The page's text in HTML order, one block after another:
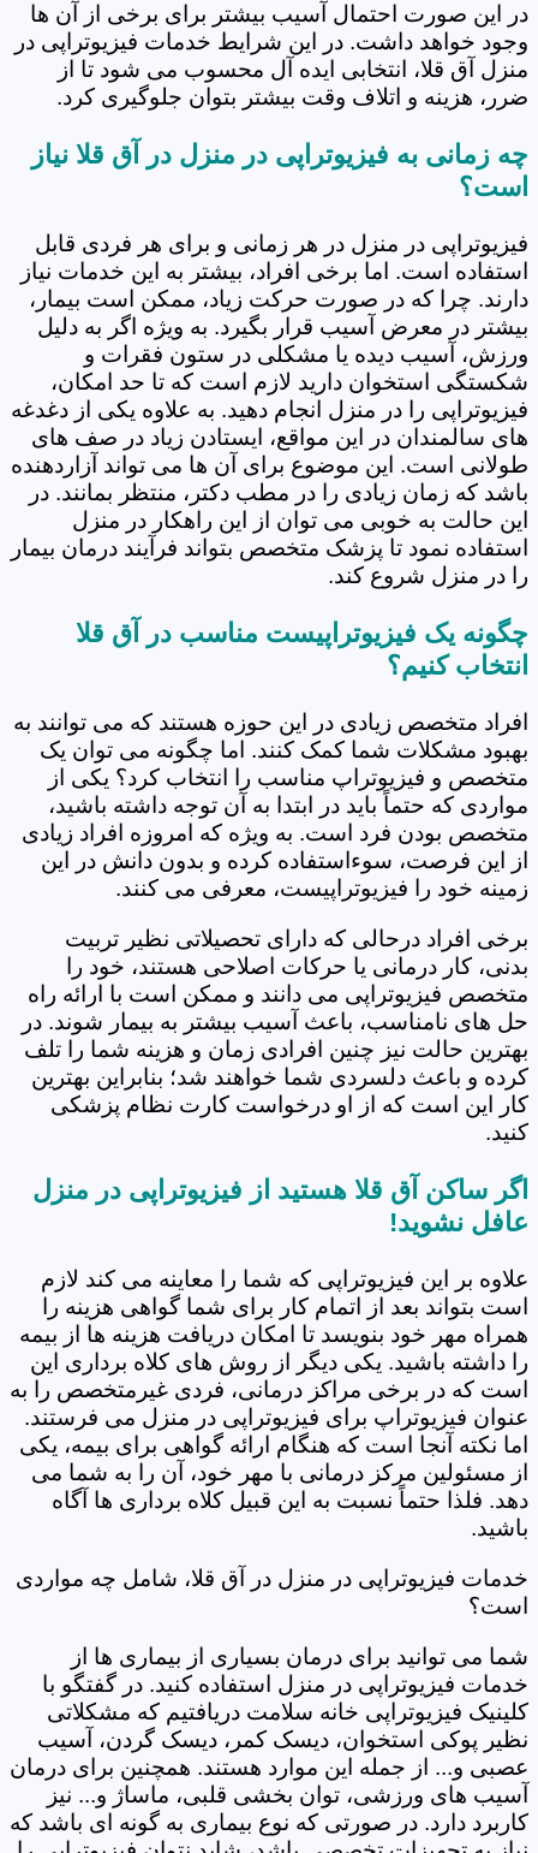
در این صورت احتمال آسیب بیشتر برای برخی از آن ها
وجود خواهد داشت. در این شرایط خدمات فیزیوتراپی در
منزل آق قلا، انتخابی ایده آل محسوب می شود تا از
ضرر، هزینه و اتلاف وقت بیشتر بتوان جلوگیری کرد.
چه زمانی به فیزیوتراپی در منزل در آق قلا نیاز
است؟
فیزیوتراپی در منزل در هر زمانی و برای هر فردی قابل
استفاده است. اما برخی افراد، بیشتر به این خدمات نیاز
دارند. چرا که در صورت حرکت زیاد، ممکن است بیمار،
بیشتر در معرض آسیب قرار بگیرد. به ویژه اگر به دلیل
ورزش، آسیب دیده یا مشکلی در ستون فقرات و
شکستگی استخوان دارید لازم است که تا حد امکان،
فیزیوتراپی را در منزل انجام دهید. به علاوه یکی از دغدغه
های سالمندان در این مواقع، ایستادن زیاد در صف های
طولانی است. این موضوع برای آن ها می تواند آزاردهنده
باشد که زمان زیادی را در مطب دکتر، منتظر بمانند. در
این حالت به خوبی می توان از این راهکار در منزل
استفاده نمود تا پزشک متخصص بتواند فرآیند درمان بیمار
را در منزل شروع کند.
چگونه یک فیزیوتراپیست مناسب در آق قلا
انتخاب کنیم؟
افراد متخصص زیادی در این حوزه هستند که می توانند به
بهبود مشکلات شما کمک کنند. اما چگونه می توان یک
متخصص و فیزیوتراپ مناسب را انتخاب کرد؟ یکی از
مواردی که حتماً باید در ابتدا به آن توجه داشته باشید،
متخصص بودن فرد است. به ویژه که امروزه افراد زیادی
از این فرصت، سوءاستفاده کرده و بدون دانش در این
زمینه خود را فیزیوتراپیست، معرفی می کنند.
برخی افراد درحالی که دارای تحصیلاتی نظیر تربیت
بدنی، کار درمانی یا حرکات اصلاحی هستند، خود را
متخصص فیزیوتراپی می دانند و ممکن است با ارائه راه
حل های نامناسب، باعث آسیب بیشتر به بیمار شوند. در
بهترین حالت نیز چنین افرادی زمان و هزینه شما را تلف
کرده و باعث دلسردی شما خواهند شد؛ بنابراین بهترین
کار این است که از او درخواست کارت نظام پزشکی
کنید.
اگر ساکن آق قلا هستید از فیزیوتراپی در منزل
عافل نشوید!
علاوه بر این فیزیوتراپی که شما را معاینه می کند لازم
است بتواند بعد از اتمام کار برای شما گواهی هزینه را
همراه مهر خود بنویسد تا امکان دریافت هزینه ها از بیمه
را داشته باشید. یکی دیگر از روش های کلاه برداری این
است که در برخی مراکز درمانی، فردی غیرمتخصص را به
عنوان فیزیوتراپ برای فیزیوتراپی در منزل می فرستند.
اما نکته آنجا است که هنگام ارائه گواهی برای بیمه، یکی
از مسئولین مرکز درمانی با مهر خود، آن را به شما می
دهد. فلذا حتماً نسبت به این قبیل کلاه برداری ها آگاه
باشید.
خدمات فیزیوتراپی در منزل در آق قلا، شامل چه مواردی
است؟
شما می توانید برای درمان بسیاری از بیماری ها از
خدمات فیزیوتراپی در منزل استفاده کنید. در گفتگو با
کلینیک فیزیوتراپی خانه سلامت دریافتیم که مشکلاتی
نظیر پوکی استخوان، دیسک کمر، دیسک گردن، آسیب
عصبی و... از جمله این موارد هستند. همچنین برای درمان
آسیب های ورزشی، توان بخشی قلبی، ماساژ و... نیز
کاربرد دارد. در صورتی که نوع بیماری به گونه ای باشد که